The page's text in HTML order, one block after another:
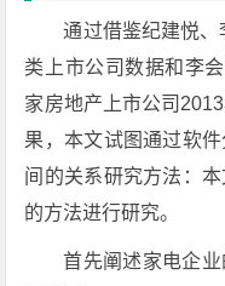
通过借鉴纪建悦
类上市公司数据和李
家房地产上市公司
果，本文试图通过软
间的关系研究方法：
的方法进行研究。
首先阐述家电企